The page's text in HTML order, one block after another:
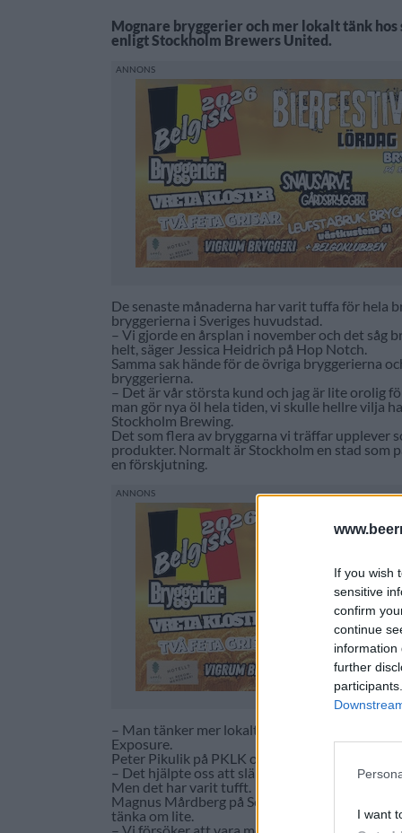
If you wish
sensitive
confirm
continue
information
further
I want
Mognare bryggerier och mer lokalt tänk
enligt Stockholm Brewers United.
De senaste månaderna har varit tuffa för hela
bryggerierna i Sveriges huvudstad.
– Vi gjorde en årsplan i november och det såg
helt, säger Jessica Heidrich på Hop Notch.
Samma sak hände för de övriga bryggerierna
bryggerierna.
– Det är vår största kund och jag är lite orolig
man gör nya öl hela tiden, vi skulle hellre vilja
Stockholm Brewing.
Det som flera av bryggarna vi träffar upplever
produkter. Normalt är Stockholm en stad som
en förskjutning.
– Man tänker mer lokalt och är mån om att
Exposure.
Peter Pikulik på PKLK och Big Bones Brew ser
– Det hjälpte oss att släppa ett nytt öl på
Men det har varit tufft.
Magnus Mårdberg på Södra Maltfabriken har
tänka om lite.